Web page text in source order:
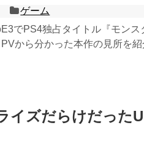
ゲーム
でPS4独占タイトル『モン
から分かった本作の見所を
イズだらけだった